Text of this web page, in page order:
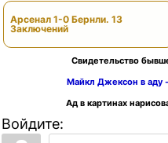
Арсенал 1-0 Бернли. 13
Заключений
Свидетельство
Майкл Джексон в аду
Ад в картинах
Войдите: